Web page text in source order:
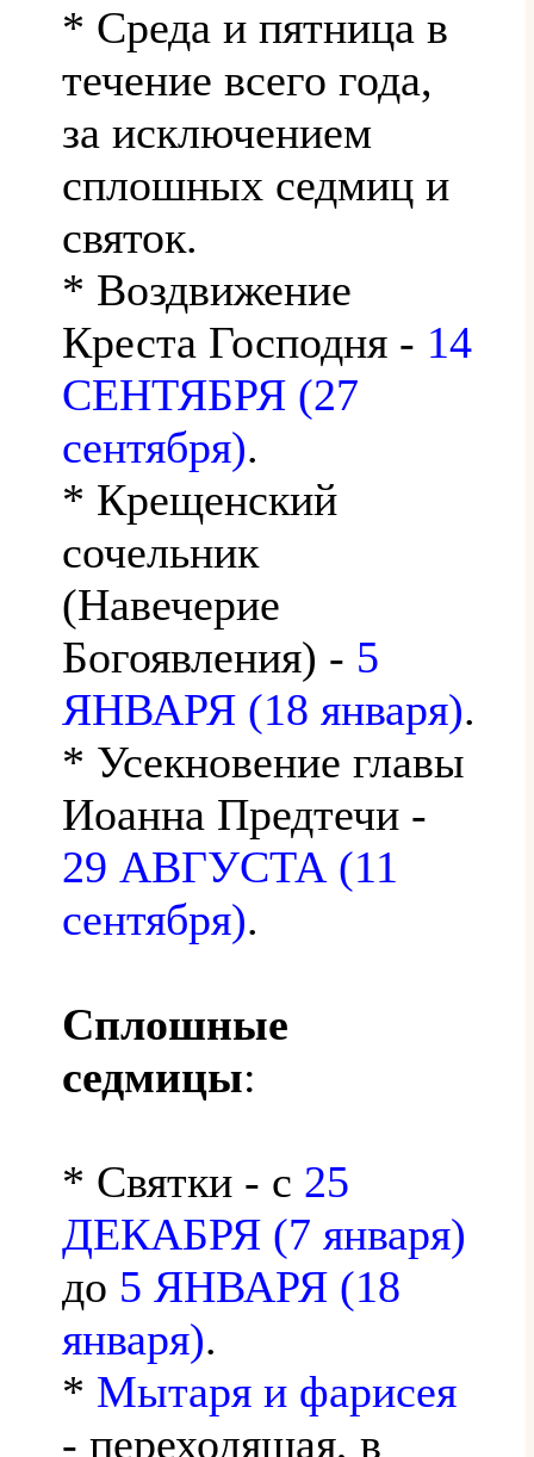
* Среда и пятница в
течение всего года,
за исключением
сплошных седмиц и
святок.
* Воздвижение
Креста Господня - 14
СЕНТЯБРЯ (27
сентября).
* Крещенский
сочельник
(Навечерие
Богоявления) - 5
ЯНВАРЯ (18 января).
* Усекновение главы
Иоанна Предтечи -
29 АВГУСТА (11
сентября).
Сплошные
седмицы:
* Святки - с 25
ДЕКАБРЯ (7 января)
до 5 ЯНВАРЯ (18
января).
* Мытаря и фарисея
- переходящая, в